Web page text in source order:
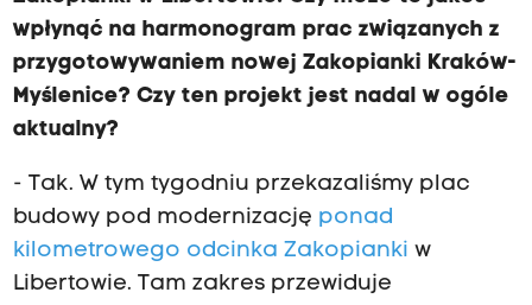
wpłynąć na harmonogram prac związanych z
przygotowywaniem nowej Zakopianki Kraków-
Myślenice? Czy ten projekt jest nadal w ogóle
aktualny?
- Tak. W tym tygodniu przekazaliśmy plac
budowy pod modernizację ponad
kilometrowego odcinka Zakopianki w
Libertowie. Tam zakres przewiduje